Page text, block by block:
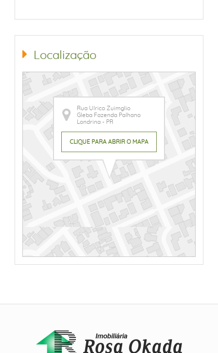
Localização
Rua Ulrico Zuimglio
Gleba Fazenda Palhano
Londrina - PR
CLIQUE PARA ABRIR O MAPA